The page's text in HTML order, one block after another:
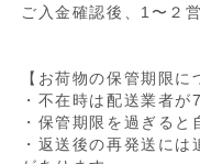
ご入金確認後、1〜２
【お荷物の保管期限に
・不在時は配送業者
・保管期限を過ぎる
・返送後の再発送に